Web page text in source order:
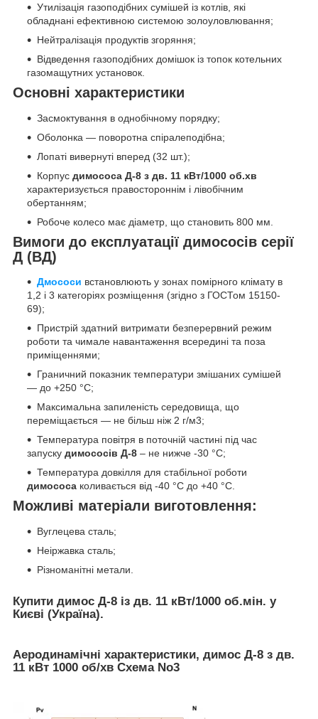
Утилізація газоподібних сумішей із котлів, які
обладнані ефективною системою золоуловлювання;
Нейтралізація продуктів згоряння;
Відведення газоподібних домішок із топок котельних
газомащутних установок.
Основні характеристики
Засмоктування в однобічному порядку;
Оболонка — поворотна спіралеподібна;
Лопаті вивернуті вперед (32 шт.);
Корпус димососа Д-8 з дв. 11 кВт/1000 об.хв
характеризується правостороннім і лівобічним
обертанням;
Робоче колесо має діаметр, що становить 800 мм.
Вимоги до експлуатації димососів серії
Д (ВД)
Дмососи встановлюють у зонах помірного клімату в
1,2 і 3 категоріях розміщення (згідно з ГОСТом 15150-
69);
Пристрій здатний витримати безперервний режим
роботи та чимале навантаження всередині та поза
приміщеннями;
Граничний показник температури змішаних сумішей
— до +250 °C;
Максимальна запиленість середовища, що
переміщається — не більш ніж 2 г/м3;
Температура повітря в поточній частині під час
запуску димососів Д-8 – не нижче -30 °C;
Температура довкілля для стабільної роботи
димососа коливається від -40 °C до +40 °C.
Можливі матеріали виготовлення:
Вуглецева сталь;
Неіржавка сталь;
Різноманітні метали.
Купити димос Д-8 із дв. 11 кВт/1000 об.мін. у
Києві (Україна).
Аеродинамічні характеристики, димос Д-8 з дв.
11 кВт 1000 об/хв Схема No3